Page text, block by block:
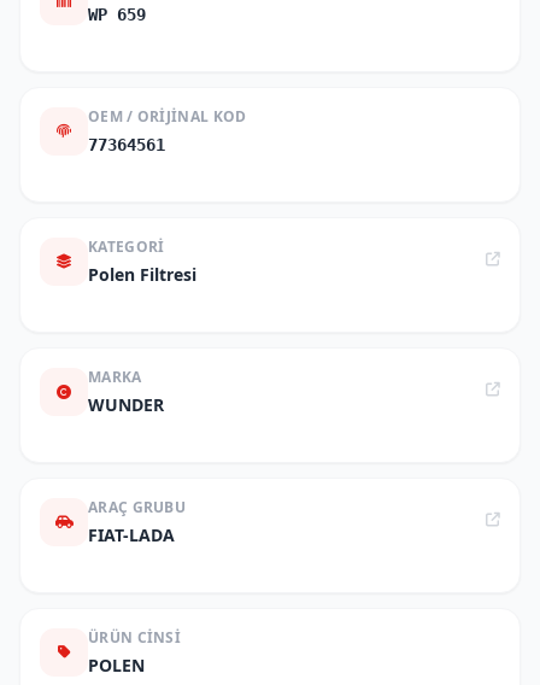
WP 659
OEM / ORIJINAL KOD
77364561
KATEGORI
Polen Filtresi
MARKA
WUNDER
ARAÇ GRUBU
FIAT-LADA
ÜRÜN CINSI
POLEN